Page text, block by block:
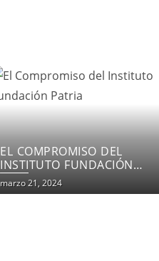
FOMENTANDO LA INCLUSIÓN
EDUCATIVA
marzo 18, 2024